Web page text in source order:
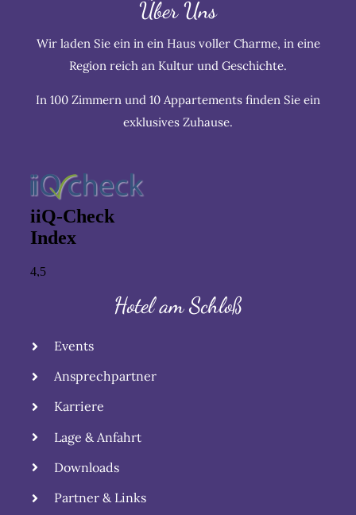
Über Uns
Wir laden Sie ein in ein Haus voller Charme, in eine
Region reich an Kultur und Geschichte.
In 100 Zimmern und 10 Appartements finden Sie ein
exklusives Zuhause.
Hotel am Schloß
Events
Ansprechpartner
Karriere
Lage & Anfahrt
Downloads
Partner & Links